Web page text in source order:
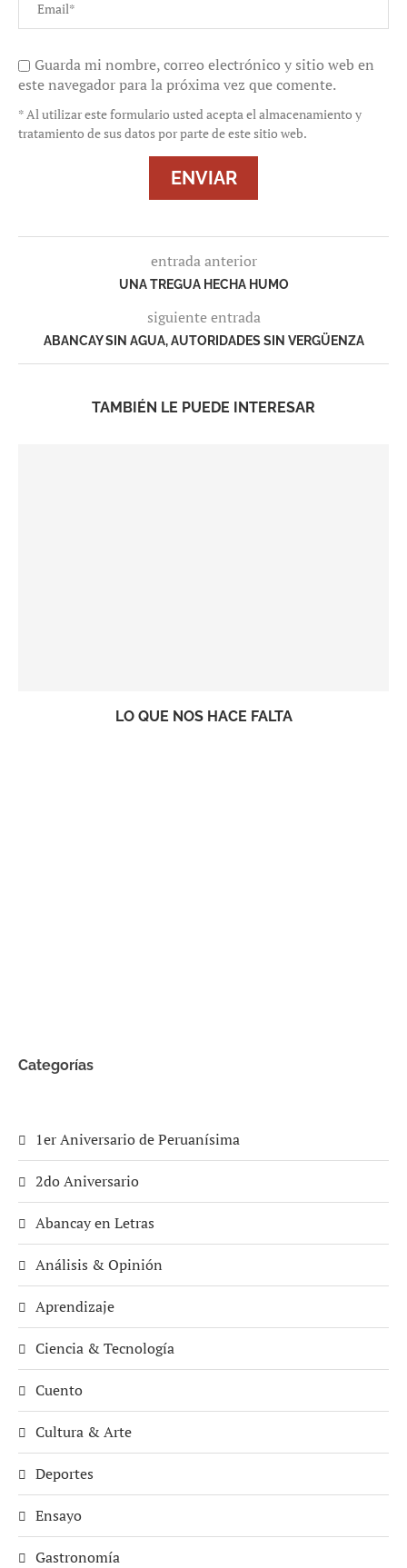
Guarda mi nombre, correo electrónico y sitio web en
este navegador para la próxima vez que comente.
* Al utilizar este formulario usted acepta el almacenamiento y
tratamiento de sus datos por parte de este sitio web.
entrada anterior
UNA TREGUA HECHA HUMO
siguiente entrada
ABANCAY SIN AGUA, AUTORIDADES SIN VERGÜENZA
TAMBIÉN LE PUEDE INTERESAR
LO QUE NOS HACE FALTA
Categorías
1er Aniversario de Peruanísima
2do Aniversario
Abancay en Letras
Análisis & Opinión
Aprendizaje
Ciencia & Tecnología
Cuento
Cultura & Arte
Deportes
Ensayo
Gastronomía